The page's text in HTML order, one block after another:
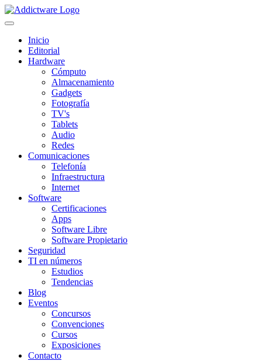
Inicio
Editorial
Hardware
Cómputo
Almacenamiento
Gadgets
Fotografía
TV's
Tablets
Audio
Redes
Comunicaciones
Telefonía
Infraestructura
Internet
Software
Certificaciones
Apps
Software Libre
Software Propietario
Seguridad
TI en números
Estudios
Tendencias
Blog
Eventos
Concursos
Convenciones
Cursos
Exposiciones
Contacto